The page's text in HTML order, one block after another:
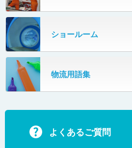
DHC350
667
SR802
ECD500A・ECD800・ECD1500
ECD2700
BD200・BD1000
牛乳パック自動投入装置
ターンコンベヤ
マルチレーンダイバータ®
カーゴタイザ
ショールーム
物流用語集
よくあるご質問